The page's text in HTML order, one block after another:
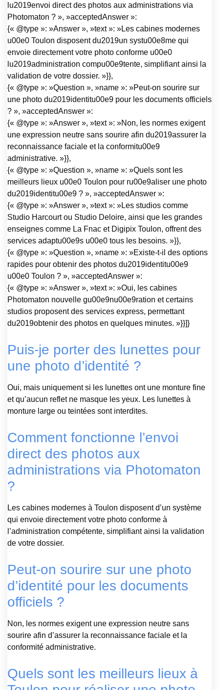
lu2019envoi direct des photos aux administrations via
Photomaton ? », »acceptedAnswer »:
{« @type »: »Answer », »text »: »Les cabines modernes
u00e0 Toulon disposent du2019un systu00e8me qui
envoie directement votre photo conforme u00e0
lu2019administration compu00e9tente, simplifiant ainsi la
validation de votre dossier. »}},
{« @type »: »Question », »name »: »Peut-on sourire sur
une photo du2019identitu00e9 pour les documents officiels
? », »acceptedAnswer »:
{« @type »: »Answer », »text »: »Non, les normes exigent
une expression neutre sans sourire afin du2019assurer la
reconnaissance faciale et la conformitu00e9
administrative. »}},
{« @type »: »Question », »name »: »Quels sont les
meilleurs lieux u00e0 Toulon pour ru00e9aliser une photo
du2019identitu00e9 ? », »acceptedAnswer »:
{« @type »: »Answer », »text »: »Les studios comme
Studio Harcourt ou Studio Deloire, ainsi que les grandes
enseignes comme La Fnac et Digipix Toulon, offrent des
services adaptu00e9s u00e0 tous les besoins. »}},
{« @type »: »Question », »name »: »Existe-t-il des options
rapides pour obtenir des photos du2019identitu00e9
u00e0 Toulon ? », »acceptedAnswer »:
{« @type »: »Answer », »text »: »Oui, les cabines
Photomaton nouvelle gu00e9nu00e9ration et certains
studios proposent des services express, permettant
du2019obtenir des photos en quelques minutes. »}}]}
Puis-je porter des lunettes pour
une photo d’identité ?
Oui, mais uniquement si les lunettes ont une monture fine
et qu’aucun reflet ne masque les yeux. Les lunettes à
monture large ou teintées sont interdites.
Comment fonctionne l’envoi
direct des photos aux
administrations via Photomaton
?
Les cabines modernes à Toulon disposent d’un système
qui envoie directement votre photo conforme à
l’administration compétente, simplifiant ainsi la validation
de votre dossier.
Peut-on sourire sur une photo
d’identité pour les documents
officiels ?
Non, les normes exigent une expression neutre sans
sourire afin d’assurer la reconnaissance faciale et la
conformité administrative.
Quels sont les meilleurs lieux à